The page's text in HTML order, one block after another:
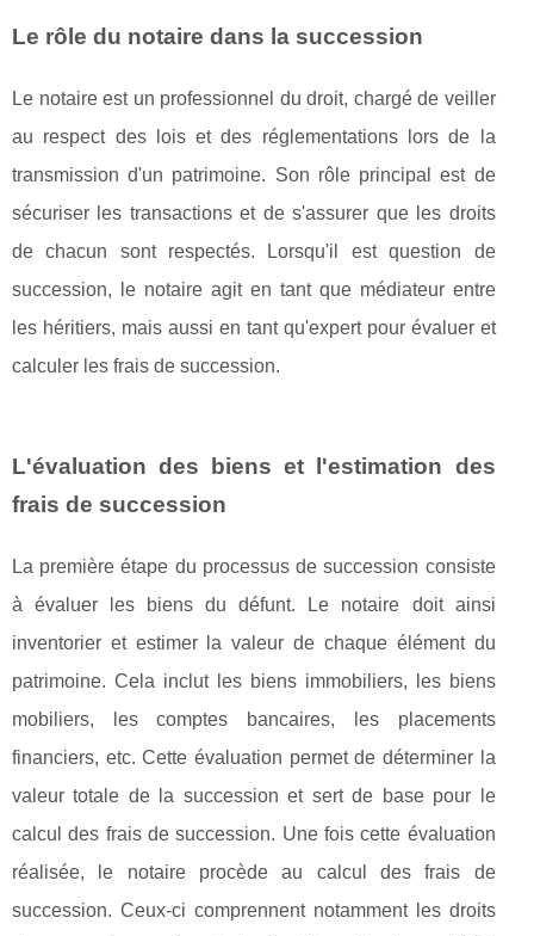
Le rôle du notaire dans la succession
Le notaire est un professionnel du droit, chargé de veiller
au respect des lois et des réglementations lors de la
transmission d'un patrimoine. Son rôle principal est de
sécuriser les transactions et de s'assurer que les droits
de chacun sont respectés. Lorsqu'il est question de
succession, le notaire agit en tant que médiateur entre
les héritiers, mais aussi en tant qu'expert pour évaluer et
calculer les frais de succession.
L'évaluation des biens et l'estimation des
frais de succession
La première étape du processus de succession consiste
à évaluer les biens du défunt. Le notaire doit ainsi
inventorier et estimer la valeur de chaque élément du
patrimoine. Cela inclut les biens immobiliers, les biens
mobiliers, les comptes bancaires, les placements
financiers, etc. Cette évaluation permet de déterminer la
valeur totale de la succession et sert de base pour le
calcul des frais de succession. Une fois cette évaluation
réalisée, le notaire procède au calcul des frais de
succession. Ceux-ci comprennent notamment les droits